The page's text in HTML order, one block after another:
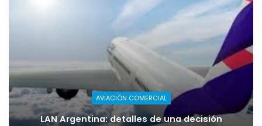
AVIACIÓN COMERCIAL
LAN Argentina: detalles de una decisión